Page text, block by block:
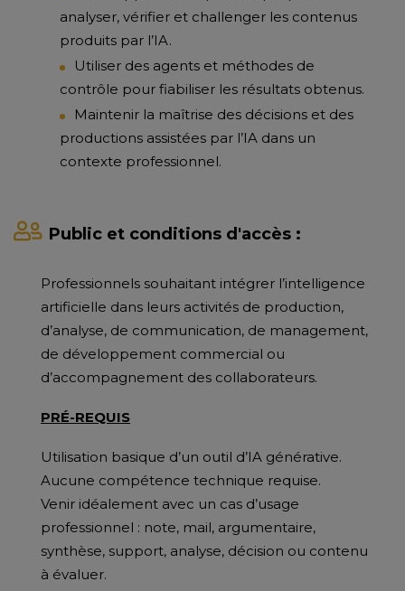
analyser, vérifier et challenger les contenus
produits par l’IA.
Utiliser des agents et méthodes de
contrôle pour fiabiliser les résultats obtenus.
Maintenir la maîtrise des décisions et des
productions assistées par l’IA dans un
contexte professionnel.
Public et conditions d'accès :
Professionnels souhaitant intégrer l’intelligence
artificielle dans leurs activités de production,
d’analyse, de communication, de management,
de développement commercial ou
d’accompagnement des collaborateurs.
PRÉ-REQUIS
Utilisation basique d’un outil d’IA générative.
Aucune compétence technique requise.
Venir idéalement avec un cas d’usage
professionnel : note, mail, argumentaire,
synthèse, support, analyse, décision ou contenu
à évaluer.